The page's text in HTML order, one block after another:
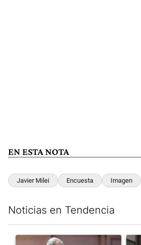
EN ESTA NOTA
Javier Milei Encuesta Imagen
Noticias en Tendencia
Un artículo de tendencia con el título
Un